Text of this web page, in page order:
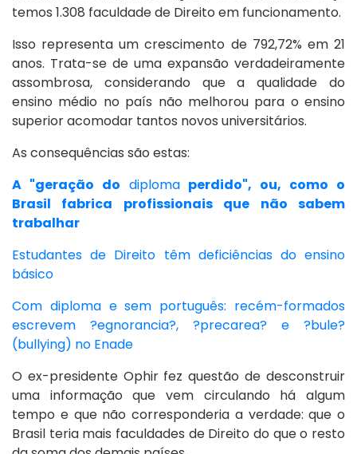
temos 1.308 faculdade de Direito em funcionamento.
Isso representa um crescimento de 792,72% em 21
anos. Trata-se de uma expansão verdadeiramente
assombrosa, considerando que a qualidade do
ensino médio no país não melhorou para o ensino
superior acomodar tantos novos universitários.
As consequências são estas:
A "geração do diploma perdido", ou, como o
Brasil fabrica profissionais que não sabem
trabalhar
Estudantes de Direito têm deficiências do ensino
básico
Com diploma e sem português: recém-formados
escrevem ?egnorancia?, ?precarea? e ?bule?
(bullying) no Enade
O ex-presidente Ophir fez questão de desconstruir
uma informação que vem circulando há algum
tempo e que não corresponderia a verdade: que o
Brasil teria mais faculdades de Direito do que o resto